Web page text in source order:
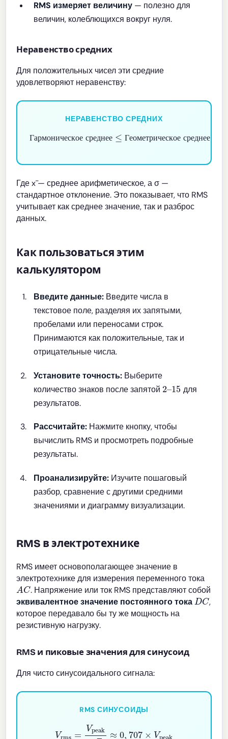
RMS измеряет величину — полезно для
величин, колеблющихся вокруг нуля.
Неравенство средних
Для положительных чисел эти средние
удовлетворяют неравенству:
НЕРАВЕНСТВО СРЕДНИХ
Г а рм они ч е ск о е ср едн ее Г ео мет р и ческо е ср едн ее
Гармоническое среднее≤
Геометрическое среднее≤
Арифметическое среднее≤RMS
Где x̄ — среднее арифметическое, а σ —
стандартное отклонение. Это показывает, что RMS
учитывает как среднее значение, так и разброс
данных.
Как пользоваться этим
калькулятором
Введите данные: Введите числа в
текстовое поле, разделяя их запятыми,
пробелами или переносами строк.
Принимаются как положительные, так и
отрицательные числа.
Установите точность: Выберите
количество знаков после запятой 2 –
15
для
результатов.
Рассчитайте: Нажмите кнопку, чтобы
вычислить RMS и просмотреть подробные
результаты.
Проанализируйте: Изучите пошаговый
разбор, сравнение с другими средними
значениями и диаграмму визуализации.
RMS в электротехнике
RMS имеет основополагающее значение в
электротехнике для измерения переменного тока
AC. Напряжение или ток RMS представляют собой
эквивалентное значение постоянного токаDC,
которое передавало бы ту же мощность на
резистивную нагрузку.
RMS и пиковые значения для синусоид
Для чисто синусоидального сигнала:
RMS СИНУСОИДЫ
Vpeak